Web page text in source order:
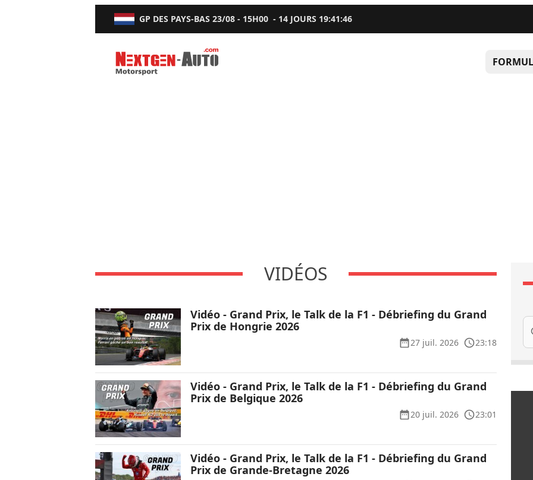
GP DES PAYS-BAS 23/08 - 15H00 - 14 JOURS 19:41:45
Nextgen-Auto.com
VIDÉOS
Vidéo - Grand Prix, le Talk de la F1 - Débriefing du Grand
Prix de Hongrie 2026
27 juil. 2026 23:18
Vidéo - Grand Prix, le Talk de la F1 - Débriefing du Grand
Prix de Belgique 2026
20 juil. 2026 23:01
Vidéo - Grand Prix, le Talk de la F1 - Débriefing du Grand
Prix de Grande-Bretagne 2026